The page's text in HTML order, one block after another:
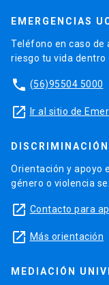
EMERGENCIAS
Teléfono en caso de
riesgo tu vida dentro
phone (56)95504 5000
launch Ir al sitio de
Orientación y apoyo
género o violencia
launch Contacto para
launch Más orientación
MEDIACIÓN